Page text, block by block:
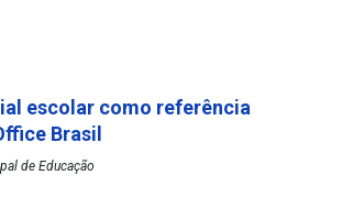
escolar como referência
Brasil
de Educação